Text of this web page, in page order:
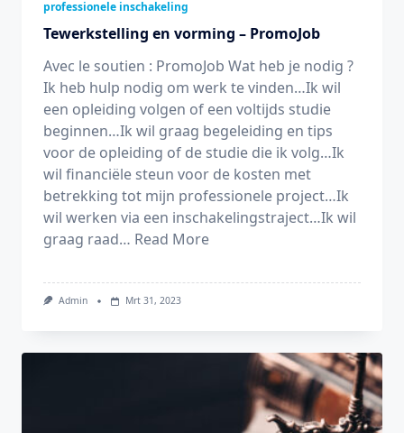
professionele inschakeling
Tewerkstelling en vorming – PromoJob
Avec le soutien : PromoJob Wat heb je nodig ?
Ik heb hulp nodig om werk te vinden…Ik wil
een opleiding volgen of een voltijds studie
beginnen…Ik wil graag begeleiding en tips
voor de opleiding of de studie die ik volg…Ik
wil financiële steun voor de kosten met
betrekking tot mijn professionele project…Ik
wil werken via een inschakelingstraject…Ik wil
graag raad… Read More
Admin Mrt 31, 2023